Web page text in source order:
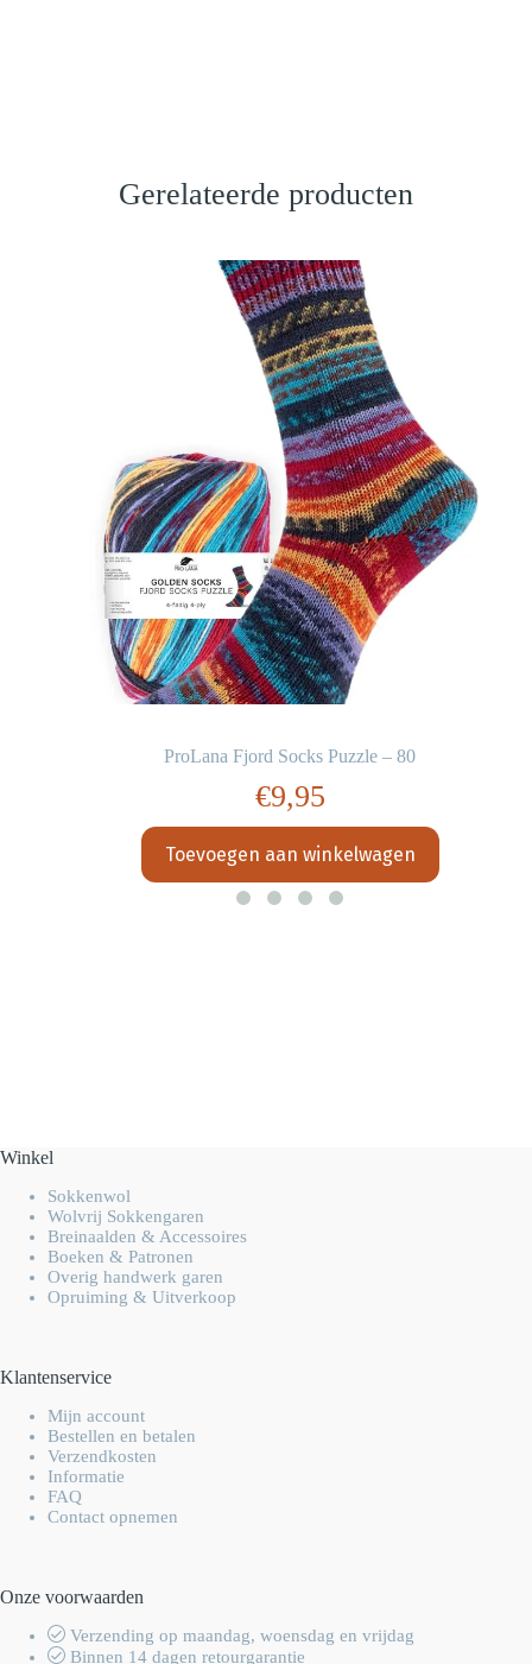
Gerelateerde producten
ProLana Fjord Socks Puzzle – 80
€9,95
Toevoegen aan winkelwagen
Winkel
Sokkenwol
Wolvrij Sokkengaren
Breinaalden & Accessoires
Boeken & Patronen
Overig handwerk garen
Opruiming & Uitverkoop
Klantenservice
Mijn account
Bestellen en betalen
Verzendkosten
Informatie
FAQ
Contact opnemen
Onze voorwaarden
Verzending op maandag, woensdag en vrijdag
Binnen 14 dagen retourgarantie